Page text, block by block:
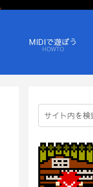
MIDIで遊ぼう
HOWTO